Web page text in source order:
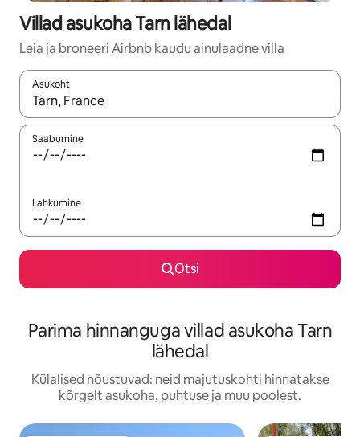
Villad asukoha Tarn lähedal
Leia ja broneeri Airbnb kaudu ainulaadne villa
Asukoht
Kui tulemused on kuvatud, liigu ekraanil nooleklahvidega või
Saabumine
Lahkumine
Otsi
Parima hinnanguga villad asukoha Tarn
lähedal
Külalised nõustuvad: neid majutuskohti hinnatakse
kõrgelt asukoha, puhtuse ja muu poolest.